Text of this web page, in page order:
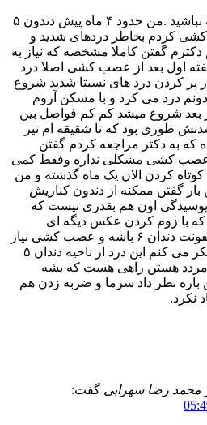
سلام آقای دکتر .خسته نباشید .من حدود ۴ ماه پیش دندون ۵
کردم بخاطر دردهای شدید و
گفتن کاملا مشخصه که نیاز به
اول بعد از عصب کشی اصلا درد
۲روز بعد از پر کردن درد های نسبتا شدید شروع
درد می کرد و با مسکن آروم
بعد شروع میشد کم کم فواصل بین
طوری بود که تا شقیقه ام تیر
که به دکتر مراجعه کردم گفتن
کشی مشکلی نداره وفقط کمی
کوتاه کردن الان یک ماه گذشته و من
بار گفتن ممکنه از دندون کناریش
پوسیدگی اون هم بقدری نیست که
که با زوم کردن عکس دیگه ای
انداختن گفتن ممکنه عفونت دندان ۶ باشه و عصب کشی نیاز
داشته باشه .ولی من فکر می کنم این درد از ناحیه دندان ۵
هستن راهی هست که بشه
نظر داد سرما و ضربه زدن هم
نکرد.
محمد رضا سهرابی گفت: